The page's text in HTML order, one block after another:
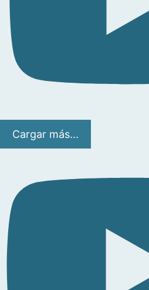
Cargar más...